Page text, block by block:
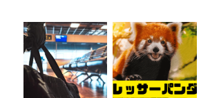
6 セールス・マーケティング
ル 21冊
7 ライフスタイル・防災・科
8 アジア・歴史・未来予測 11